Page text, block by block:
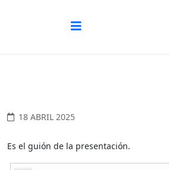
18 ABRIL 2025
Es el guión de la presentación.